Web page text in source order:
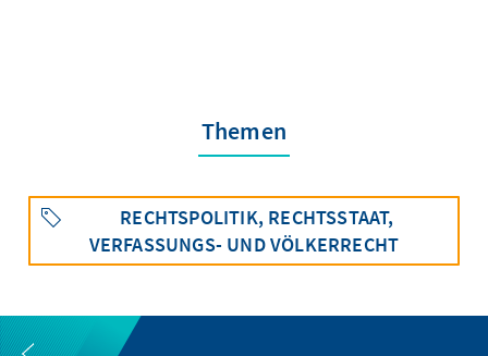
Themen
RECHTSPOLITIK, RECHTSSTAAT,
VERFASSUNGS- UND VÖLKERRECHT